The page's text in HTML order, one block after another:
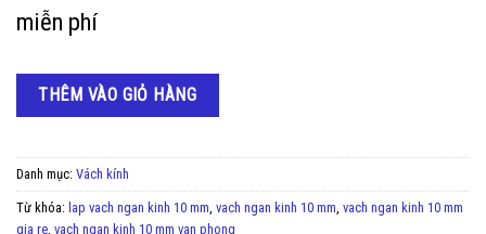
miễn phí
THÊM VÀO GIỎ HÀNG
Danh mục: Vách kính
Từ khóa: lap vach ngan kinh 10 mm, vach ngan kinh 10 mm, vach ngan kinh 10 mm
gia re, vach ngan kinh 10 mm van phong